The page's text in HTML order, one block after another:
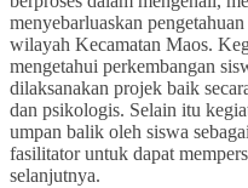
menyebarluaskan
wilayah Kecamatan Maos.
mengetahui perkembangan
dilaksanakan projek baik
dan psikologis. Selain itu
umpan balik oleh siswa
fasilitator untuk dapat
selanjutnya.